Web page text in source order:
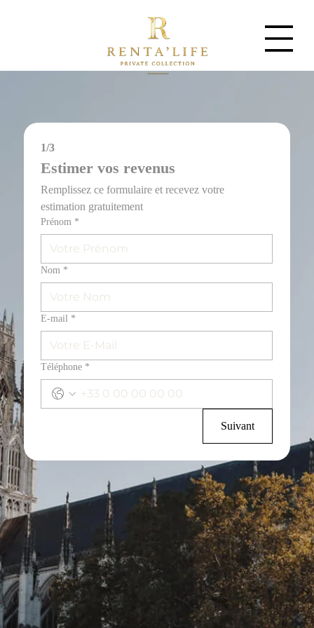
1/3
Estimer vos revenus
Remplissez ce formulaire et recevez votre
estimation gratuitement
Prénom *
Nom *
E‑mail *
Téléphone *
Suivant